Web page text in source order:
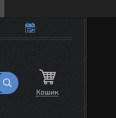
Кошик